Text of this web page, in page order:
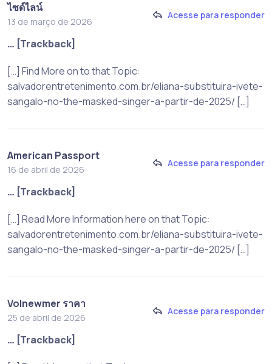
ไซด์ไลน์
13 de março de 2026
Acesse para responder
… [Trackback]
[…] Find More on to that Topic:
salvadorentretenimento.com.br/eliana-substituira-ivete-
sangalo-no-the-masked-singer-a-partir-de-2025/ […]
American Passport
16 de abril de 2026
Acesse para responder
… [Trackback]
[…] Read More Information here on that Topic:
salvadorentretenimento.com.br/eliana-substituira-ivete-
sangalo-no-the-masked-singer-a-partir-de-2025/ […]
Volnewmer ราคา
25 de abril de 2026
Acesse para responder
… [Trackback]